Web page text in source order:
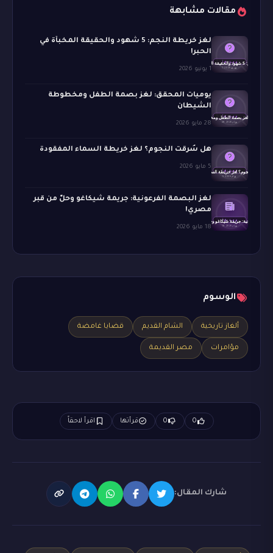
مقالات مشابهة
لغز خريطة النجم: 5 شهود والحقيقة المخبأة في
الحبر!
1 يونيو 2026
يوميات المحقق: لغز بصمة الطفل ومخطوطة
الشيطان
28 مايو 2026
هل سُرقت النجوم؟ لغز خريطة السماء المفقودة
5 مايو 2026
لغز البصمة الفرعونية: جريمة شيكاغو وحلّ من قبر
مصري!
18 مايو 2026
الوسوم
ألغاز تاريخية الشام القديم قضايا غامضة
مؤامرات مصر القديمة
0
0 قرأتها اقرأ لاحقاً
شارك المقال: